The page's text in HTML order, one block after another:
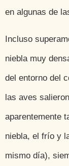
en algunas de
Incluso
niebla muy
del entorno del
las aves
aparentemente
niebla, el frío y
mismo día),